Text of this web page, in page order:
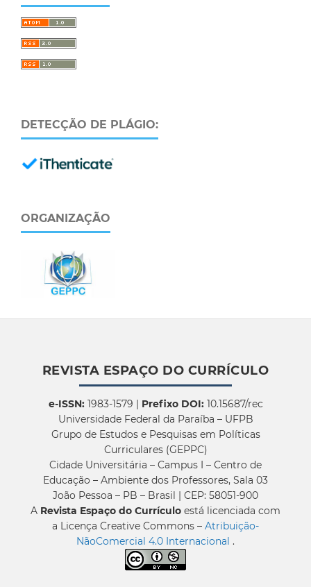
DETECÇÃO DE PLÁGIO:
ORGANIZAÇÃO
REVISTA ESPAÇO DO CURRÍCULO
e-ISSN:1983-1579 | Prefixo DOI:10.15687/rec
Universidade Federal da Paraíba – UFPB
Grupo de Estudos e Pesquisas em Políticas
Curriculares (GEPPC)
Cidade Universitária – Campus I – Centro de
Educação – Ambiente dos Professores, Sala 03
João Pessoa – PB – Brasil | CEP: 58051-900
A Revista Espaço do Currículo está licenciada com
a Licença Creative Commons – Atribuição-
NãoComercial 4.0 Internacional .